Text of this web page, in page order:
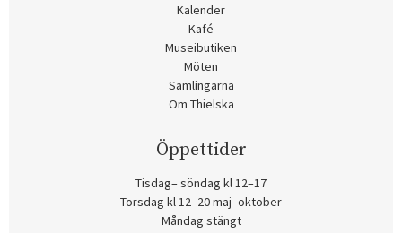
Kalender
Kafé
Museibutiken
Möten
Samlingarna
Om Thielska
Öppettider
Tisdag– söndag kl 12–17
Torsdag kl 12–20 maj–oktober
Måndag stängt